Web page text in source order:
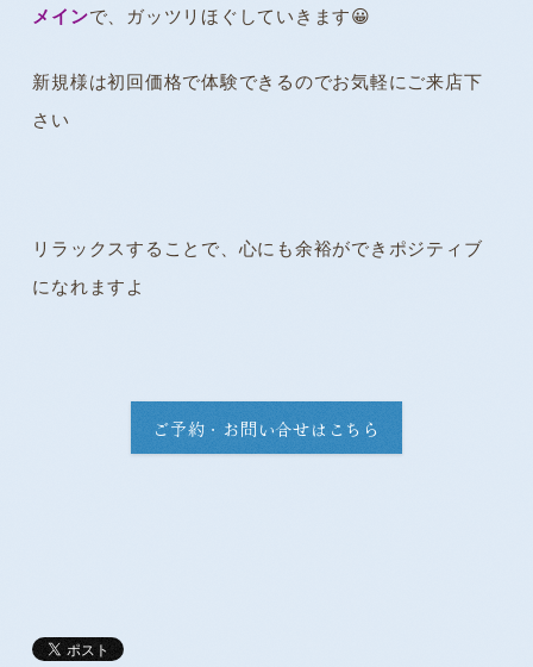
メインで、ガッツリほぐしていきます😀
新規様は初回価格で体験できるのでお気軽にご来店下
さい
リラックスすることで、心にも余裕ができポジティブ
になれますよ
ご予約・お問い合せはこちら